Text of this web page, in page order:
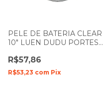
PELE DE BATERIA CLEAR
10" LUEN DUDU PORTES
R$57,86
R$53,23 com Pix